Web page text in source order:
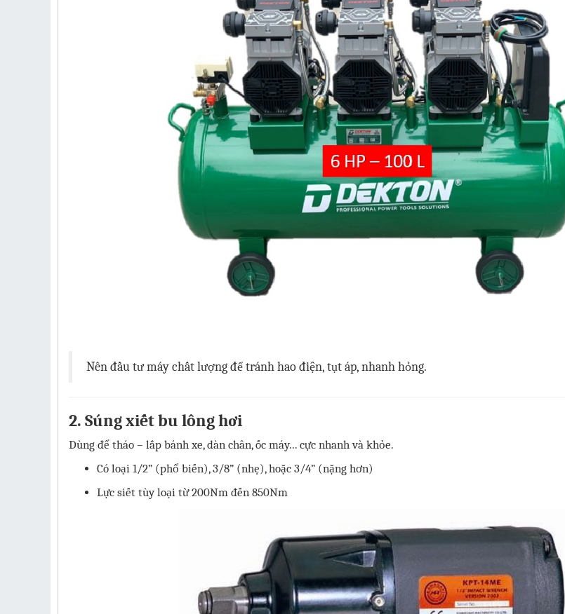
Nên đầu tư máy chất lượng để tránh hao điện, tụt áp, nhanh hỏng.
2. Súng xiết bu lông hơi
Dùng để tháo – lắp bánh xe, dàn chân, ốc máy... cực nhanh và khỏe.
Có loại 1/2” (phổ biến), 3/8” (nhẹ), hoặc 3/4” (nặng hơn)
Lực siết tùy loại từ 200Nm đến 850Nm